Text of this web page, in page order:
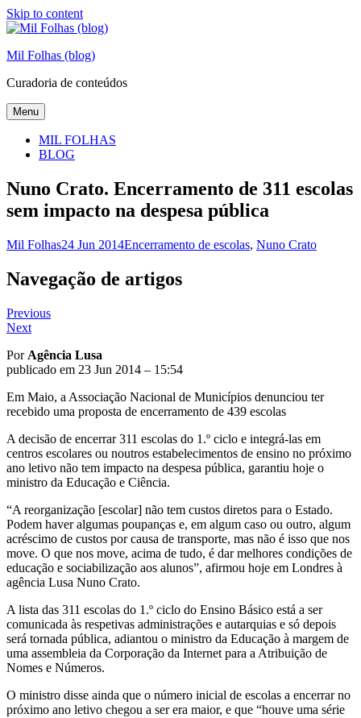
Skip to content
Mil Folhas (blog)
Curadoria de conteúdos
Menu
MIL FOLHAS
BLOG
Nuno Crato. Encerramento de 311 escolas
sem impacto na despesa pública
Mil Folhas24 Jun 2014Encerramento de escolas, Nuno Crato
Navegação de artigos
Previous
Next
Por Agência Lusa
publicado em 23 Jun 2014 – 15:54
Em Maio, a Associação Nacional de Municípios denunciou ter
recebido uma proposta de encerramento de 439 escolas
A decisão de encerrar 311 escolas do 1.º ciclo e integrá-las em
centros escolares ou noutros estabelecimentos de ensino no próximo
ano letivo não tem impacto na despesa pública, garantiu hoje o
ministro da Educação e Ciência.
“A reorganização [escolar] não tem custos diretos para o Estado.
Podem haver algumas poupanças e, em algum caso ou outro, algum
acréscimo de custos por causa de transporte, mas não é isso que nos
move. O que nos move, acima de tudo, é dar melhores condições de
educação e sociabilização aos alunos”, afirmou hoje em Londres à
agência Lusa Nuno Crato.
A lista das 311 escolas do 1.º ciclo do Ensino Básico está a ser
comunicada às respetivas administrações e autarquias e só depois
será tornada pública, adiantou o ministro da Educação à margem de
uma assembleia da Corporação da Internet para a Atribuição de
Nomes e Números.
O ministro disse ainda que o número inicial de escolas a encerrar no
próximo ano letivo chegou a ser era maior, e que “houve uma série